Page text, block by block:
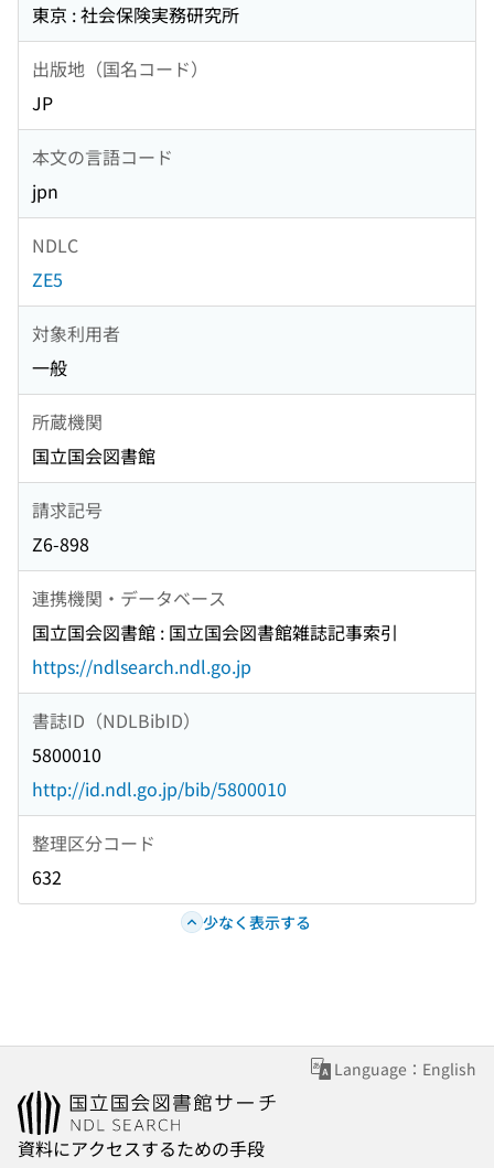
東京 : 社会保険実務研究所
出版地（国名コード）
JP
本文の言語コード
jpn
NDLC
ZE5
対象利用者
一般
所蔵機関
国立国会図書館
請求記号
Z6-898
連携機関・データベース
国立国会図書館 : 国立国会図書館雑誌記事索引
https://ndlsearch.ndl.go.jp
書誌ID（NDLBibID）
5800010
http://id.ndl.go.jp/bib/5800010
整理区分コード
632
少なく表示する
Language：English
資料にアクセスするための手段